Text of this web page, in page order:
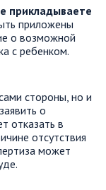
прикладываете
приложены
о возможной
с ребенком.
стороны, но и
о
отказать в
отсутствия
может